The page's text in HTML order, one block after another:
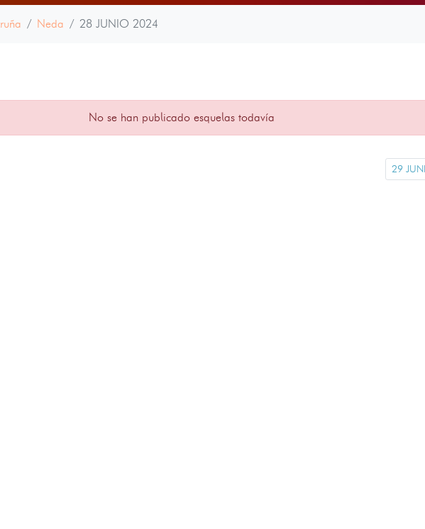
Neda 28 JUNIO 2024
No se han publicado esquelas todavía
29